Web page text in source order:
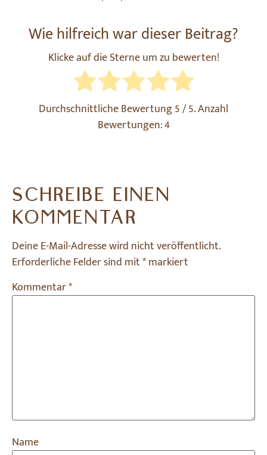
Wie hilfreich war dieser Beitrag?
Klicke auf die Sterne um zu bewerten!
Durchschnittliche Bewertung5/ 5. Anzahl
Bewertungen:4
SCHREIBE EINEN
KOMMENTAR
Deine E-Mail-Adresse wird nicht veröffentlicht.
Erforderliche Felder sind mit*markiert
Kommentar*
Name